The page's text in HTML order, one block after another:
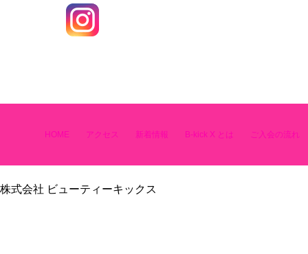
HOME アクセス 新着情報 B-kick X とは ご入会の流れ
株式会社 ビューティーキックス